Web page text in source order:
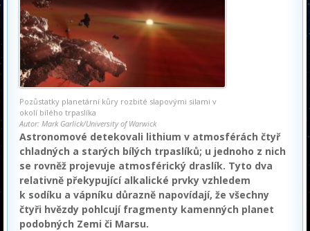
Pozůstatky planetární kůry rozbité slapovými silami v
okolí bílého trpaslíka
Autor: Mark Garlick/University of Warwick
Astronomové detekovali lithium v atmosférách čtyř
chladných a starých bílých trpaslíků; u jednoho z nich
se rovněž projevuje atmosférický draslík. Tyto dva
relativně překypující alkalické prvky vzhledem
k sodíku a vápníku důrazně napovídají, že všechny
čtyři hvězdy pohlcují fragmenty kamenných planet
podobných Zemi či Marsu.